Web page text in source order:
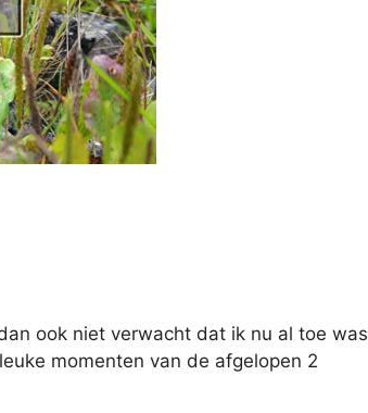
ook niet verwacht dat ik nu al toe was
momenten van de afgelopen 2